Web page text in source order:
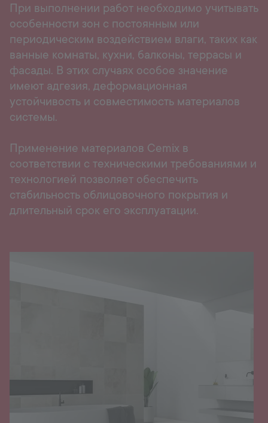
Карьера
Горячая линия +998 77 294 09 09
Language:
RU
При выполнении работ необходимо учитывать
особенности зон с постоянным или
периодическим воздействием влаги, таких как
ванные комнаты, кухни, балконы, террасы и
фасады. В этих случаях особое значение
имеют адгезия, деформационная
устойчивость и совместимость материалов
системы.
Применение материалов Cemix в
соответствии с техническими требованиями и
технологией позволяет обеспечить
стабильность облицовочного покрытия и
длительный срок его эксплуатации.